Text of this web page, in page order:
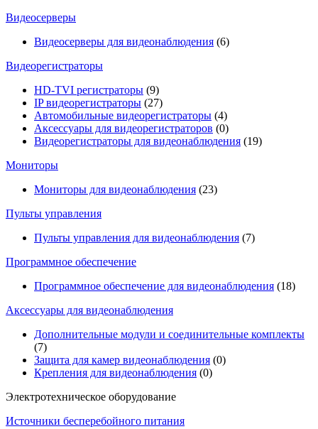
Видеосерверы
Видеосерверы для видеонаблюдения (6)
Видеорегистраторы
HD-TVI регистраторы (9)
IP видеорегистраторы (27)
Автомобильные видеорегистраторы (4)
Аксессуары для видеорегистраторов (0)
Видеорегистраторы для видеонаблюдения (19)
Мониторы
Мониторы для видеонаблюдения (23)
Пульты управления
Пульты управления для видеонаблюдения (7)
Программное обеспечение
Программное обеспечение для видеонаблюдения (18)
Аксессуары для видеонаблюдения
Дополнительные модули и соединительные комплекты
(7)
Защита для камер видеонаблюдения (0)
Крепления для видеонаблюдения (0)
Электротехническое оборудование
Источники бесперебойного питания